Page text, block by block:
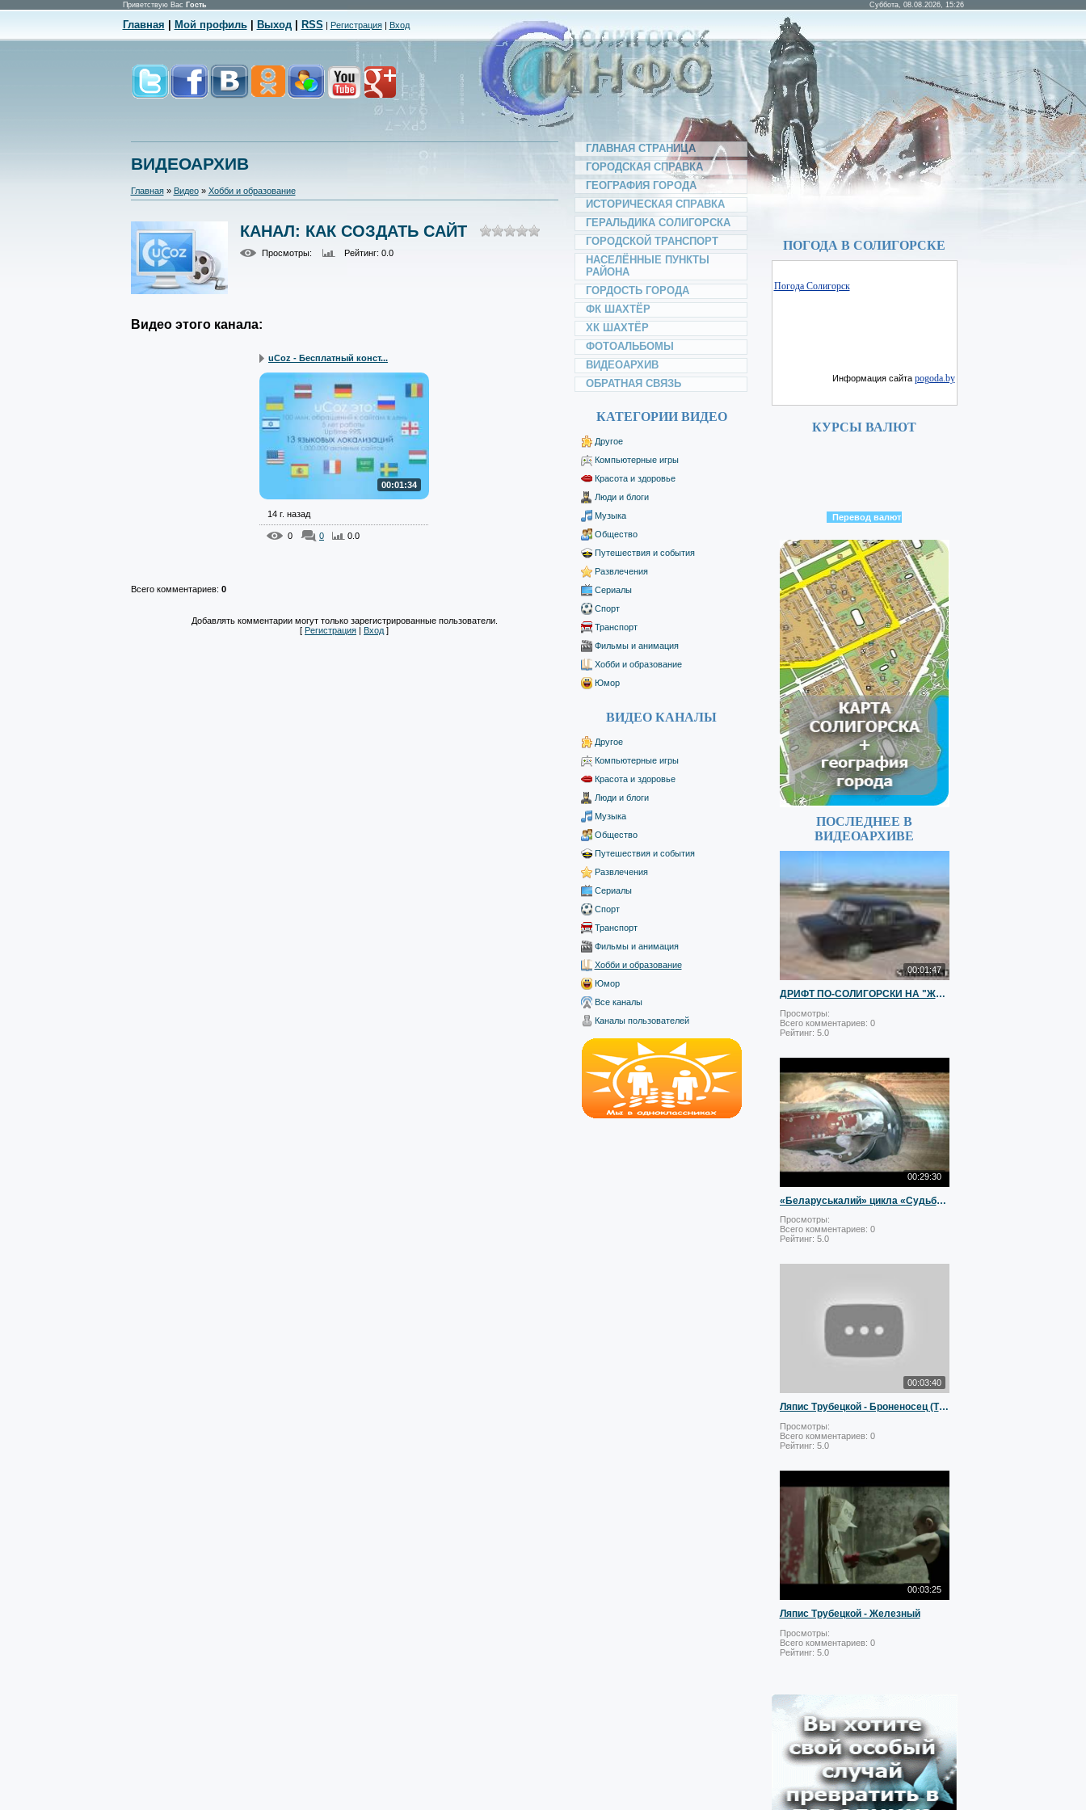
Приветствую Вас Гость Суббота, 08.08.2026, 15:26
Главная Мой профиль| Выход| RSS | Регистрация| Вход
ВИДЕОАРХИВ
Главная» Видео» Хобби и образование
КАНАЛ: КАК СОЗДАТЬ САЙТ
Просмотры: Рейтинг: 0.0
Видео этого канала:
uCoz - Бесплатный конст...
00:01:34
14 г. назад
0 0 0.0
Всего комментариев: 0
Добавлять комментарии могут только зарегистрированные пользователи.
[ Регистрация | Вход ]
ГЛАВНАЯ СТРАНИЦА
ГОРОДСКАЯ СПРАВКА
ГЕОГРАФИЯ ГОРОДА
ИСТОРИЧЕСКАЯ СПРАВКА
ГЕРАЛЬДИКА СОЛИГОРСКА
ГОРОДСКОЙ ТРАНСПОРТ
НАСЕЛЁННЫЕ ПУНКТЫ
РАЙОНА
ГОРДОСТЬ ГОРОДА
ФК ШАХТЁР
ХК ШАХТЁР
ФОТОАЛЬБОМЫ
ВИДЕОАРХИВ
ОБРАТНАЯ СВЯЗЬ
КАТЕГОРИИ ВИДЕО
Другое
Компьютерные игры
Красота и здоровье
Люди и блоги
Музыка
Общество
Путешествия и события
Развлечения
Сериалы
Спорт
Транспорт
Фильмы и анимация
Хобби и образование
Юмор
ВИДЕО КАНАЛЫ
Другое
Компьютерные игры
Красота и здоровье
Люди и блоги
Музыка
Общество
Путешествия и события
Развлечения
Сериалы
Спорт
Транспорт
Фильмы и анимация
Хобби и образование
Юмор
Все каналы
Каналы пользователей
ПОГОДА В СОЛИГОРСКЕ
Погода Солигорск
Информация сайта pogoda.by
КУРСЫ ВАЛЮТ
Перевод валют
ПОСЛЕДНЕЕ В
ВИДЕОАРХИВЕ
00:01:47
ДРИФТ ПО-СОЛИГОРСКИ НА "ЖИГЕ":)
Просмотры:
Всего комментариев: 0
Рейтинг: 5.0
00:29:30
«Беларуськалий» цикла «Судьба гигантов»
Просмотры:
Всего комментариев: 0
Рейтинг: 5.0
00:03:40
Ляпис Трубецкой - Броненосец (Ты ни при чём?)
Просмотры:
Всего комментариев: 0
Рейтинг: 5.0
00:03:25
Ляпис Трубецкой - Железный
Просмотры:
Всего комментариев: 0
Рейтинг: 5.0